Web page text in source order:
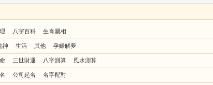
八字百科 生肖屬相
神 生活 其他 孕婦解夢
三世財運 八字測算 風水測算
公司起名 名字配對